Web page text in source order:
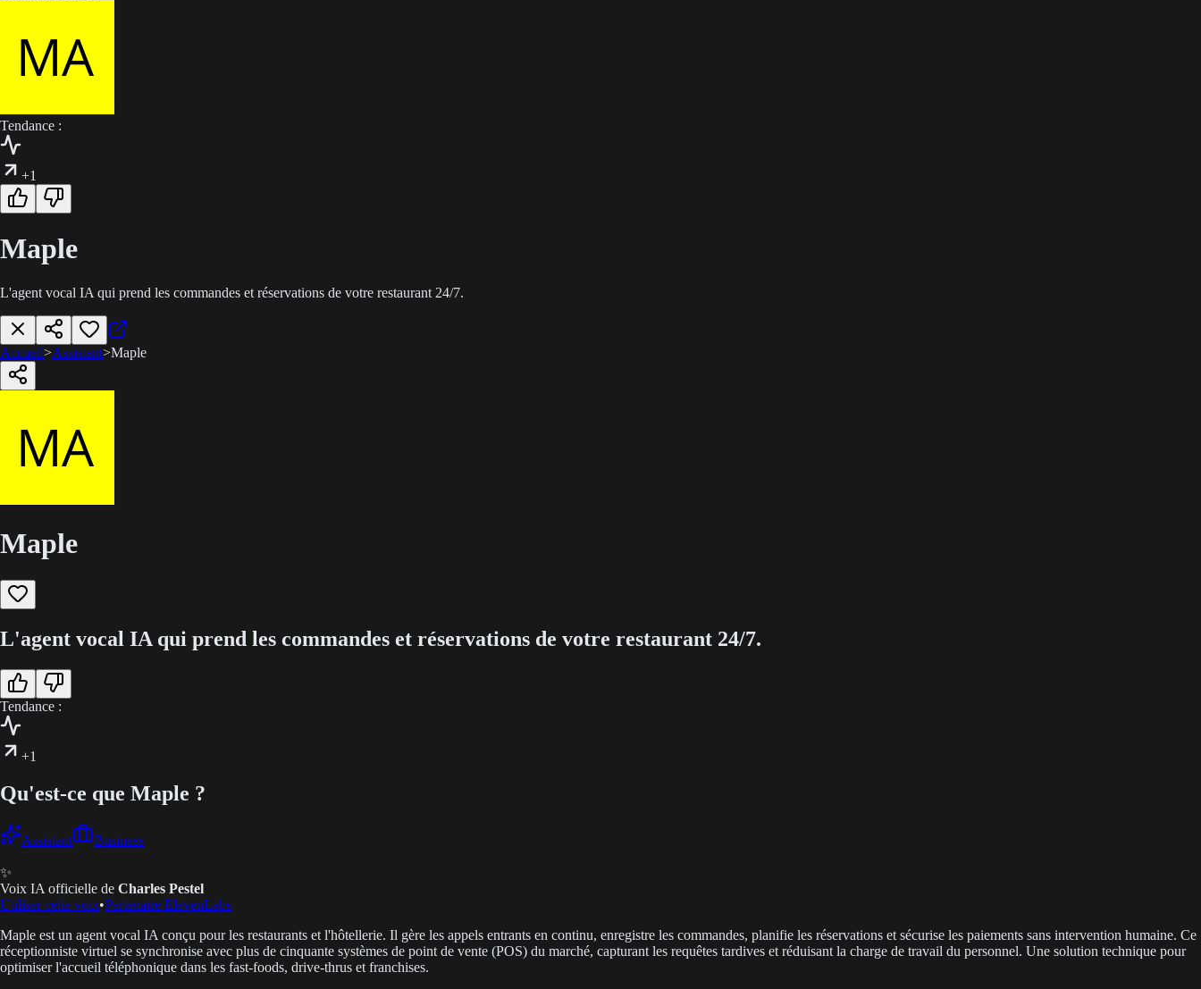
Tendance :
+1
Maple
L'agent vocal IA qui prend les commandes et réservations de votre restaurant 24/7.
Accueil>Assistant>Maple
Maple
L'agent vocal IA qui prend les commandes et réservations de votre restaurant 24/7.
Tendance :
+1
Qu'est-ce que Maple ?
Assistant Business
✨
Voix IA officielle de Charles Pestel
Utiliser cette voix•Partenaire ElevenLabs
Maple est un agent vocal IA conçu pour les restaurants et l'hôtellerie. Il gère les appels entrants en continu, enregistre les commandes, planifie les réservations et sécurise les paiements sans intervention humaine. Ce
réceptionniste virtuel se synchronise avec plus de cinquante systèmes de point de vente (POS) du marché, capturant les requêtes tardives et réduisant la charge de travail du personnel. Une solution technique pour
optimiser l'accueil téléphonique dans les fast-foods, drive-thrus et franchises.